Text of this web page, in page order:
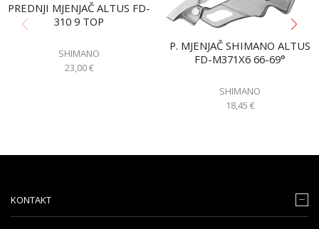
PREDNJI MJENJAČ ALTUS FD-
310 9 TOP
SHIMANO
23,00€
P. MJENJAČ SHIMANO ALTUS
FD-M371X6 66-69°
SHIMANO
18,45 €
KONTAKT